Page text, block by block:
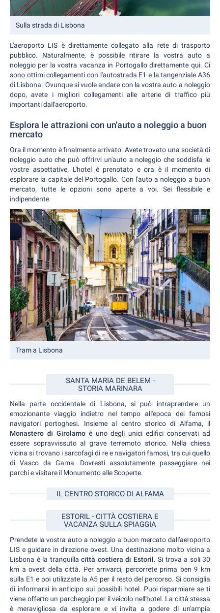
Sulla strada di Lisbona
L'aeroporto LIS è direttamente collegato alla rete di trasporto
pubblico. Naturalmente, è possibile ritirare la vostra auto a
noleggio per la vostra vacanza in Portogallo direttamente qui. Ci
sono ottimi collegamenti con l'autostrada E1 e la tangenziale A36
di Lisbona. Ovunque si vuole andare con la vostra auto a noleggio
dopo, avete i migliori collegamenti alle arterie di traffico più
importanti dall'aeroporto.
Esplora le attrazioni con un'auto a noleggio a buon
mercato
Ora il momento è finalmente arrivato. Avete trovato una società di
noleggio auto che può offrirvi un'auto a noleggio che soddisfa le
vostre aspettative. L'hotel è prenotato e ora è il momento di
esplorare la capitale del Portogallo. Con l'auto a noleggio a buon
mercato, tutte le opzioni sono aperte a voi. Sei flessibile e
indipendente.
Tram a Lisbona
SANTA MARIA DE BELEM -
STORIA MARINARA
Nella parte occidentale di Lisbona, si può intraprendere un
emozionante viaggio indietro nel tempo all'epoca dei famosi
navigatori portoghesi. Insieme al centro storico di Alfama, il
Monastero di Girolamoè uno degli unici edifici conservati ad
essere sopravvissuto al grave terremoto storico. Nella chiesa
vicina si trovano i sarcofagi di re e navigatori famosi, tra cui quello
di Vasco da Gama. Dovresti assolutamente passeggiare nei
parchi e visitare il Monumento alle Scoperte.
IL CENTRO STORICO DI ALFAMA
ESTORIL - CITTÀ COSTIERA E
VACANZA SULLA SPIAGGIA
Prendete la vostra auto a noleggio a buon mercato dall'aeroporto
LIS e guidare in direzione ovest. Una destinazione molto vicina a
Lisbona è la tranquilla città costiera di Estoril. Si trova a soli 30
km a ovest della città. Per arrivarci, percorrete prima ben 9 km
sulla E1 e poi utilizzate la A5 per il resto del percorso. Si consiglia
di informarsi in anticipo sui possibili hotel. Puoi risparmiare se ti
viene offerto un parcheggio per il veicolo nell'hotel. La città stessa
è meravigliosa da esplorare e vi invita a godere di un'ampia